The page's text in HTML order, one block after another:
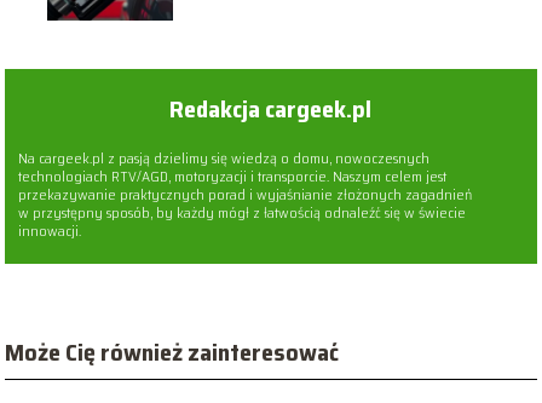
Redakcja cargeek.pl
Na cargeek.pl z pasją dzielimy się wiedzą o domu, nowoczesnych
technologiach RTV/AGD, motoryzacji i transporcie. Naszym celem jest
przekazywanie praktycznych porad i wyjaśnianie złożonych zagadnień
w przystępny sposób, by każdy mógł z łatwością odnaleźć się w świecie
innowacji.
Może Cię również zainteresować